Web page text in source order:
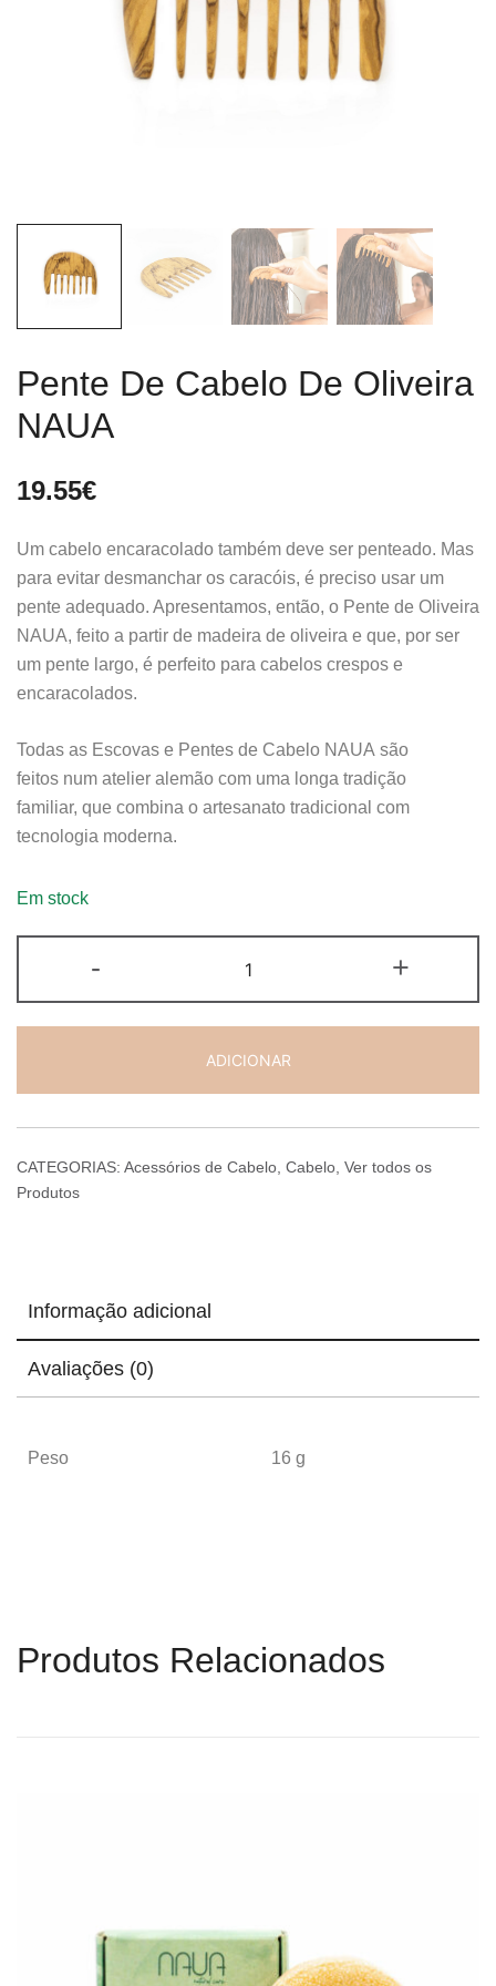
Pente De Cabelo De Oliveira
NAUA
19.55€
Um cabelo encaracolado também deve ser penteado. Mas
para evitar desmanchar os caracóis, é preciso usar um
pente adequado. Apresentamos, então, o Pente de Oliveira
NAUA, feito a partir de madeira de oliveira e que, por ser
um pente largo, é perfeito para cabelos crespos e
encaracolados.
Todas as Escovas e Pentes de Cabelo NAUA são
feitos num atelier alemão com uma longa tradição
familiar, que combina o artesanato tradicional com
tecnologia moderna.
Em stock
- +
ADICIONAR
CATEGORIAS: Acessórios de Cabelo Cabelo Ver todos os
Produtos
Informação adicional
Avaliações (0)
Peso 16 g
Produtos Relacionados